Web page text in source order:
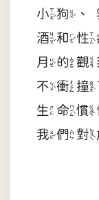
小狗
酒和
月的
不衝
生命
我們對